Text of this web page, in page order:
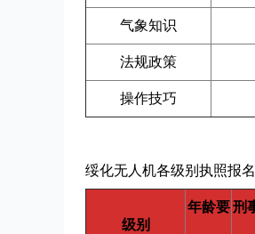
气象知识
法规政策
操作技巧
绥化无人机各级别执照报
级别
年龄要 刑